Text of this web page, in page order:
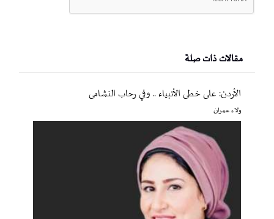
مقالات ذات صلة
الأردن: على خطى الأنبياء .. وفي رحاب النشامى
ولاء عمران